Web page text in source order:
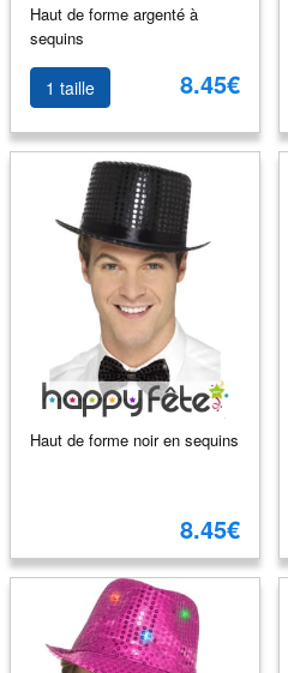
Haut de forme argenté à
sequins
1 taille 8.45€
Haut de forme noir en sequins
8.45€